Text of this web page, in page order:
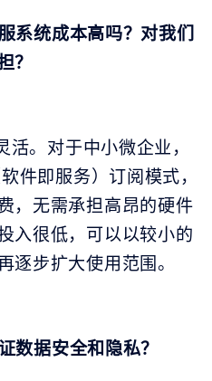
系统成本高吗？对我们
？
。对于中小微企业，
件即服务）订阅模式，
，无需承担高昂的硬件
入很低，可以以较小的
逐步扩大使用范围。
数据安全和隐私？